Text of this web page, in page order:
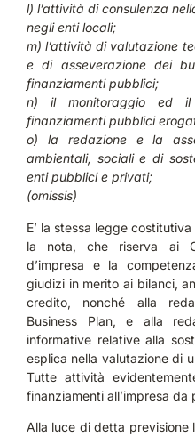
l) l’attività di consulenza
negli enti locali;
m) l’attività di valutazione
e di asseverazione dei
finanziamenti pubblici;
n) il monitoraggio ed il
finanziamenti pubblici
o) la redazione e la
ambientali, sociali e di
enti pubblici e privati;
(omissis)
E’ la stessa legge
la nota, che riserva ai
d’impresa e la
giudizi in merito ai bilanci,
credito, nonché alla
Business Plan, e alla
informative relative alla
esplica nella valutazione di
Tutte attività
finanziamenti all’impresa da
Alla luce di detta previsione